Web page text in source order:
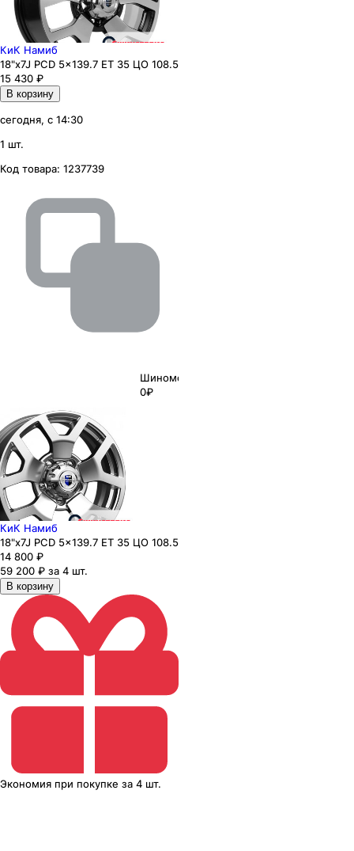
КиК Намиб
18"x7J PCD 5x139.7 ЕТ 35 ЦО 108.5
15 430 ₽
В корзину
сегодня, с 14:30
1 шт.
Код товара: 1237739
Шиномонтаж
0₽
КиК Намиб
18"x7J PCD 5x139.7 ЕТ 35 ЦО 108.5
14 800 ₽
59 200 ₽ за 4 шт.
В корзину
Экономия при покупке за 4 шт.